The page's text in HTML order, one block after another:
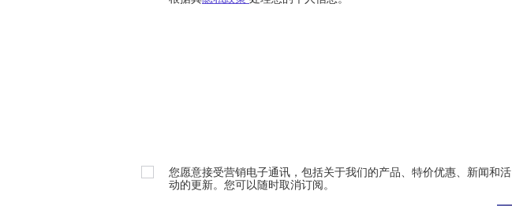
您愿意接受营销电子通讯，包括关于我们的产品、特价优惠、新闻和活
动的更新。您可以随时取消订阅。